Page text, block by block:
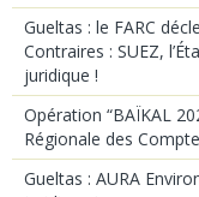
Gueltas : le FARC
Contraires : SUEZ,
juridique !
Opération “BAÏKAL
Régionale des
Gueltas : AURA